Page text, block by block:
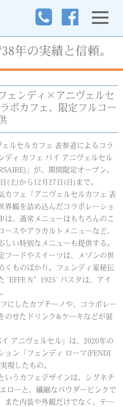
年の実績と信頼。
フェンディ×アニヴェルセ
ボカフェ、限定フルコー
ルセルカフェ 表参道によるコラ
ディ カフェ バイ アニヴェルセル
」が、期間限定オープン。
(土)から12月27日(日)まで。
カフェ「アニヴェルセルカフェ 表
界観を詰め込んだコラボレーショ
は、通常メニューはもちろんのこ
ースやアラカルトメニューなど、
しい特別なメニューも提供する。
フードやスイーツは、メゾンの世
くものばかり。フェンディ家秘伝
’EFFE N°1925’ パスタは、アイ
にしたカプチーノや、コラボレー
のせたドリンク&ケーキなどが展
アニヴェルセル」は、2020年の
ョン「フェンディ ローマ(FENDI
現したもの。
いうカフェデザインは、シグネチ
ローと、繊細なパウダーピンクで
また内装や外観だけでなく、テー